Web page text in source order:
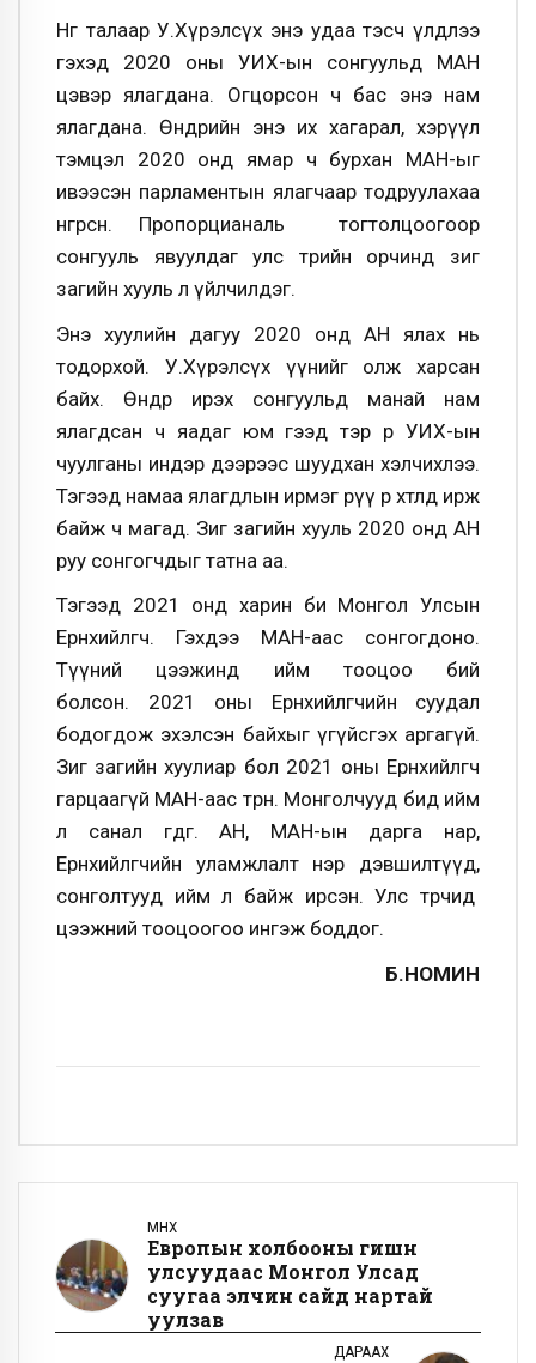
Нөгөө талаар У.Хүрэлсүх энэ удаа тэсч үлдлээ
гэхэд 2020 оны УИХ-ын сонгуульд МАН
цэвэр ялагдана. Огцорсон ч бас энэ нам
ялагдана. Өнөөдрийн энэ их хагарал, хэрүүл
тэмцэл 2020 онд ямар ч бурхан МАН-ыг
ивээсэн парламентын ялагчаар тодруулахаа
өнгөрсөн. Пропорцианаль тогтолцоогоор
сонгууль явуулдаг улс төрийн орчинд зиг
загийн хууль л үйлчилдэг.
Энэ хуулийн дагуу 2020 онд АН ялах нь
тодорхой. У.Хүрэлсүх үүнийг олж харсан
байх. Өнөөдөр ирэх сонгуульд манай нам
ялагдсан ч яадаг юм гээд тэр өөрөө УИХ-ын
чуулганы индэр дээрээс шуудхан хэлчихлээ.
Тэгээд намаа ялагдлын ирмэг рүү өөрөө хөтлөөд ирж
байж ч магад. Зиг загийн хууль 2020 онд АН
руу сонгогчдыг татна аа.
Тэгээд 2021 онд харин би Монгол Улсын
Ерөнхийлөгч. Гэхдээ МАН-аас сонгогдоно.
Түүний цээжинд ийм тооцоо бий
болсон. 2021 оны Ерөнхийлөгчийн суудал
бодогдож эхэлсэн байхыг үгүйсгэх аргагүй.
Зиг загийн хуулиар бол 2021 оны Ерөнхийлөгч
гарцаагүй МАН-аас төрнө. Монголчууд бид ийм
л санал өгдөг. АН, МАН-ын дарга нар,
Ерөнхийлөгчийн уламжлалт нэр дэвшилтүүд,
сонголтууд ийм л байж ирсэн. Улс төрчид
цээжний тооцоогоо ингэж боддог.
Б.НОМИН
ӨМНӨХ
Европын холбооны гишүүн
улсуудаас Монгол Улсад
суугаа элчин сайд нартай
уулзав
ДАРААХ